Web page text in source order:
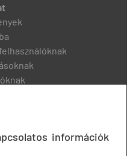
információk